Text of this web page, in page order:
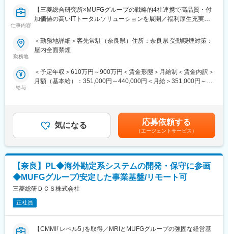
やすい環境作り、新規事業への取り組みを目論むなど、社員が楽
しむためにはどうしたらいいか、という点を重視されています。
■募集背景：
業です。高い技術力と妥協せずに顧客と向き合ってきた実績か
ら、日本を代表する大手医療メーカーより厚い信頼を寄せられて
新事業へのチャレンジの為に、新たな仲間を募集します。
仕事内容
【三菱総合研究所×MUFGグループの戦略的4社連携で高品質・付
加価値の高いITトータルソリューションを展開／福利厚生充実／
■業務内容：
■具体業務：
Java、Shell、AWS
■入社後の流れ：
OJTを通じて現メンバーと作業しながら業務を覚えて頂き、半年
～1年程度で独り立ち頂くことを想定しております。
■当社の特徴：
（1）三菱総合研究所と三菱UFJフィナンシャル・グループ、三菱
UFJリサーチ＆コンサルティングとの4社連携で、上流（経営コン
（2）技術力の向上に力を入れており、社内には直接顧客に課題解
勤務地
＜勤務地詳細＞客先常駐（奈良県）住所：奈良県 受動喫煙対策：
屋内全面禁煙
給与
＜予定年収＞610万円～900万円＜賃金形態＞月給制＜賃金内訳＞
月額（基本給）：351,000円～440,000円＜月給＞351,000円～
下する可能性があります。月給(月額)は固定手当を含めた表記で
す。
気になる 応募依頼する
（エージェントサービス）
【奈良】PL◆海外勘定系システムの開発・保守に参画
◆MUFGグループ/安定した事業基盤/リモート可
三菱総研ＤＣＳ株式会社
正社員
【CMMI｢レベル5｣を取得／MRIとMUFGグループの強固な経営基